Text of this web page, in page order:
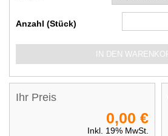
Anzahl (Stück)
IN DEN
Ihr Preis
0,00 €
Inkl. 19% MwSt.